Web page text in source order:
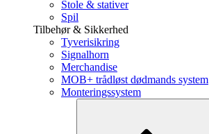
Stole & stativer
Spil
Tilbehør & Sikkerhed
Tyverisikring
Signalhorn
Merchandise
MOB+ trådløst dødmands system
Monteringssystem